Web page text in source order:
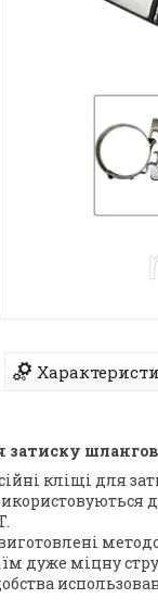
кліщі для
дуже міцну